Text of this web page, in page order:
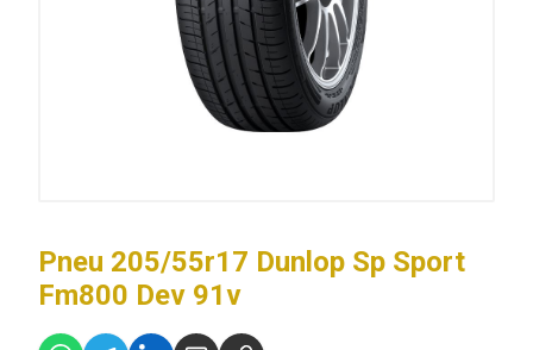
Pneu 205/55r17 Dunlop Sp Sport
Fm800 Dev 91v